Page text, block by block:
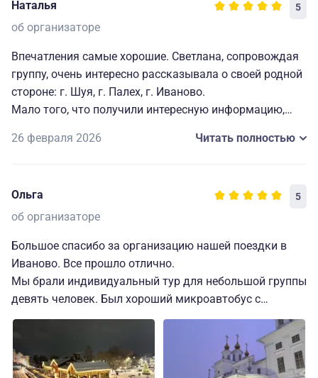
Наталья 5
об организаторе
Впечатления самые хорошие. Светлана, сопровождая
группу, очень интересно рассказывала о своей родной
стороне: г. Шуя, г. Палех, г. Иваново.
Мало того, что получили интересную информацию,
Огромное спасибо, Светочка!
26 февраля 2026 Читать полностью
Ольга 5
об организаторе
Большое спасибо за организацию нашей поездки в
Иваново. Все прошло отлично.
Мы брали индивидуальный тур для небольшой группы
девять человек. Был хороший микроавтобус с
профессиональным водителем и отличный гид –
Светлана. Экскурсии очень душевные, включали и
исторические факты и современный устрой городов.
Гостиница в Иваново – Сосновый бор – очень